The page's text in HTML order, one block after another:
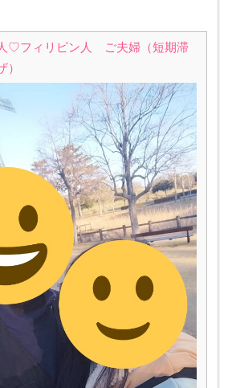
♡フィリピン人 ご夫婦（短期滞